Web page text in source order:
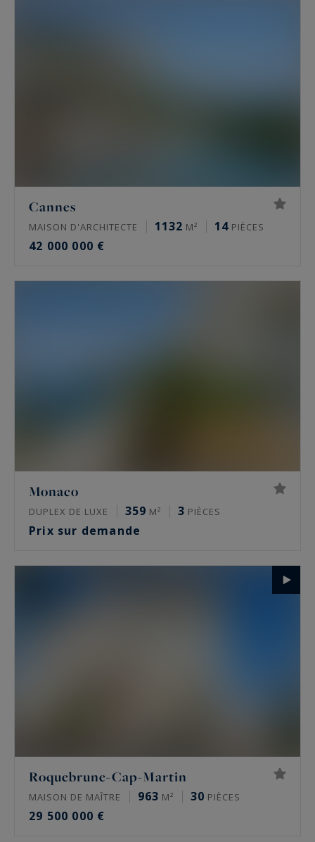
Cannes
MAISON D'ARCHITECTE 1132 M² 14 PIÈCES
42 000 000 €
Monaco
DUPLEX DE LUXE 359 M² 3 PIÈCES
Prix sur demande
Roquebrune-Cap-Martin
MAISON DE MAÎTRE 963 M² 30 PIÈCES
29 500 000 €